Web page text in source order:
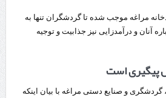
مراغه موجب شده تا گردشگران تنها به
آنان و درآمدزایی نیز جذابیت و توجیه
پیگیری است
و صنایع دستی مراغه با بیان اینکه